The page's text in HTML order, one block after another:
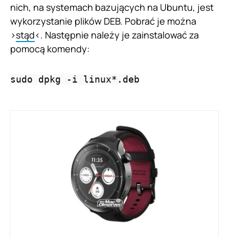
nich, na systemach bazujących na Ubuntu, jest
wykorzystanie plików DEB. Pobrać je można
>stąd<. Następnie należy je zainstalować za
pomocą komendy:
sudo dpkg -i linux*.deb